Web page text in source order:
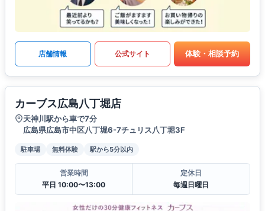
店舗情報 公式サイト 体験・相談予約
カーブス広島八丁堀店
天神川駅から車で7分
広島県広島市中区八丁堀6-7チュリス八丁堀3F
駐車場 無料体験 駅から5分以内
営業時間
平日 10:00〜13:00
定休日
毎週日曜日